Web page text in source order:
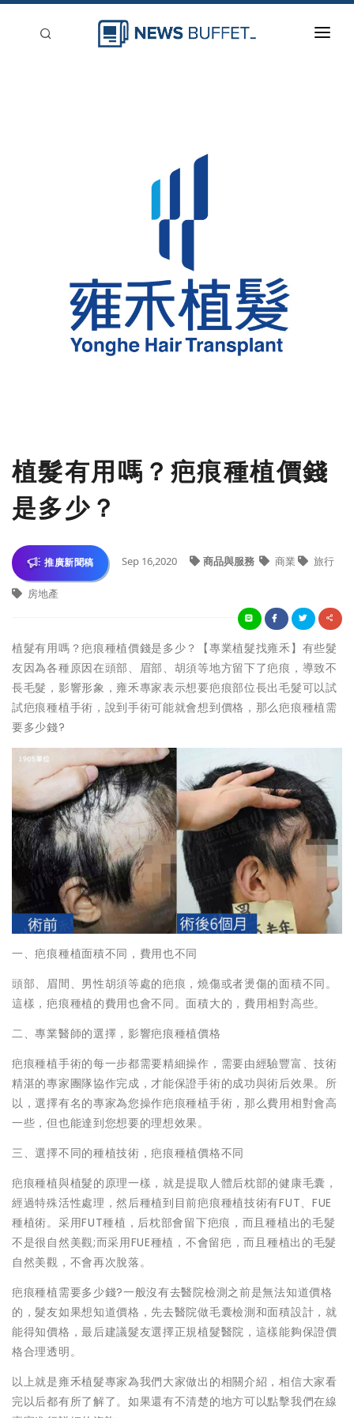
植髮有用嗎？疤痕種植價錢
是多少？
推廣新聞稿 Sep 16,2020 商品與服務 商業 旅行
房地產
植髮有用嗎？疤痕種植價錢是多少？【專業植髮找雍禾】有些髮
友因為各種原因在頭部、眉部、胡須等地方留下了疤痕，導致不
長毛髮，影響形象，雍禾專家表示想要疤痕部位長出毛髮可以試
試疤痕種植手術，說到手術可能就會想到價格，那么疤痕種植需
要多少錢?
一、疤痕種植面積不同，費用也不同
頭部、眉間、男性胡須等處的疤痕，燒傷或者燙傷的面積不同。
這樣，疤痕種植的費用也會不同。面積大的，費用相對高些。
二、專業醫師的選擇，影響疤痕種植價格
疤痕種植手術的每一步都需要精細操作，需要由經驗豐富、技術
精湛的專家團隊協作完成，才能保證手術的成功與術后效果。所
以，選擇有名的專家為您操作疤痕種植手術，那么費用相對會高
一些，但也能達到您想要的理想效果。
三、選擇不同的種植技術，疤痕種植價格不同
疤痕種植與植髮的原理一樣，就是提取人體后枕部的健康毛囊，
經過特殊活性處理，然后種植到目前疤痕種植技術有FUT、FUE
種植術。采用FUT種植，后枕部會留下疤痕，而且種植出的毛髮
不是很自然美觀;而采用FUE種植，不會留疤，而且種植出的毛髮
自然美觀，不會再次脫落。
疤痕種植需要多少錢?一般沒有去醫院檢測之前是無法知道價格
的，髮友如果想知道價格，先去醫院做毛囊檢測和面積設計，就
能得知價格，最后建議髮友選擇正規植髮醫院，這樣能夠保證價
格合理透明。
以上就是雍禾植髮專家為我們大家做出的相關介紹，相信大家看
完以后都有所了解了。如果還有不清楚的地方可以點擊我們在線